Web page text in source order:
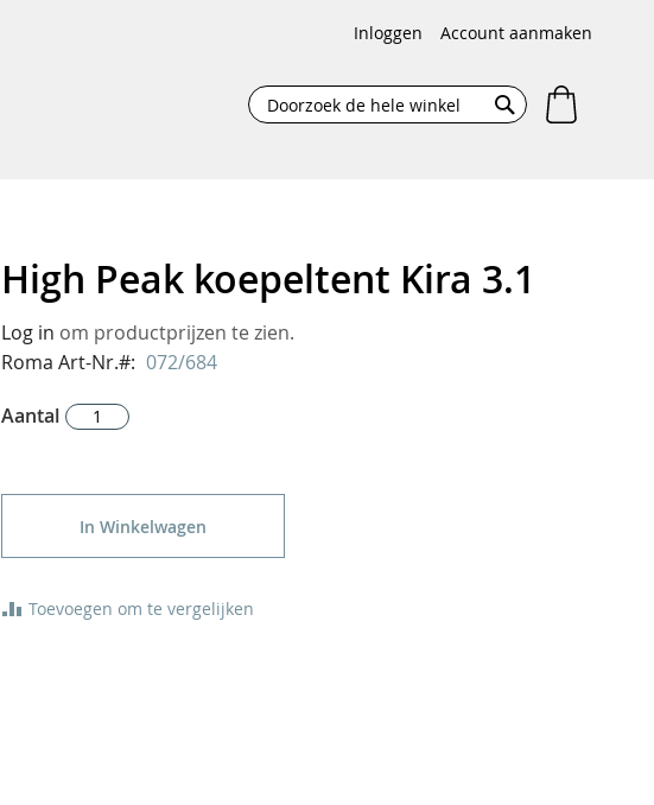
Inloggen Account aanmaken
Search
High Peak koepeltent Kira 3.1
Log in om productprijzen te zien.
Roma Art-Nr.
072/684
Aantal
In Winkelwagen
Toevoegen om te vergelijken